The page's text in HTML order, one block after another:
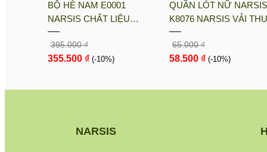
BỘ HÈ NAM E0001
NARSIS CHẤT LIỆU
THOÁNG MÁT, DỄ CHỊU,
THOẢI MÁI CẢ NGÀY, DỄ
VẬN ĐỘNG
395.000 ₫
355.500 ₫ (-10%)
QUẦN LÓT NỮ NARSIS
K8076 NARSIS VẢI
LẠNH THOÁNG MÁT,
COTTON THOẢI MÁI,
DÁNG TỐT, THO...
65.000 ₫
58.500 ₫ (-10%)
NARSIS